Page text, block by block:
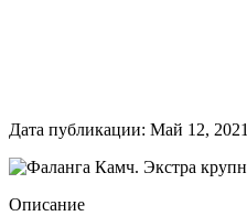
Дата публикации: Май 12, 2021
Описание